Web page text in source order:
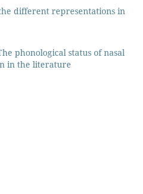
different representations in
phonological status of nasal
in the literature